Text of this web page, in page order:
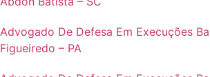
Advogado De Defesa Em Execuções
Figueiredo – PA